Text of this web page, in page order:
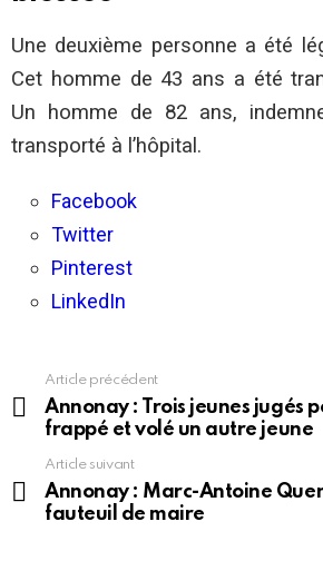
Une deuxième personne a été
Cet homme de 43 ans a été
Un homme de 82 ans,
transporté à l’hôpital.
Facebook
Twitter
Pinterest
LinkedIn
voir
Article précédent
Annonay : Trois jeunes jugés
frappé et volé un autre jeune
Article suivant
Annonay : Marc-Antoine
fauteuil de maire